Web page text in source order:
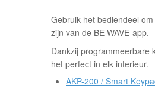
Gebruik het bediendeel
zijn van de BE WAVE-app.
Dankzij programmeerbare
het perfect in elk interieur.
AKP-200 / Smart